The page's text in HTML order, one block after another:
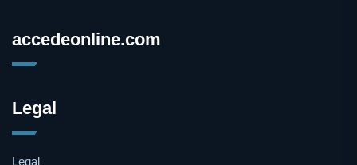
accedeonline.com
Legal
Legal